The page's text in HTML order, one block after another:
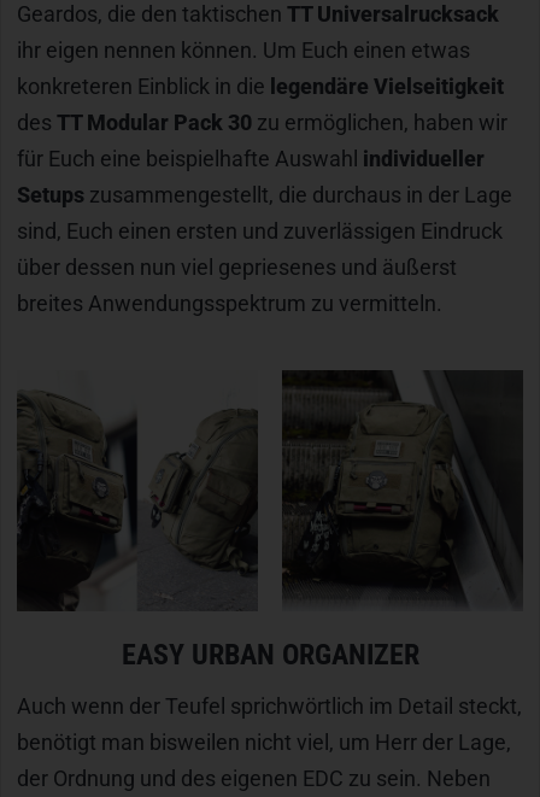
Geardos, die den taktischen TT Universalrucksack
ihr eigen nennen können. Um Euch einen etwas
konkreteren Einblick in die legendäre Vielseitigkeit
des TT Modular Pack 30 zu ermöglichen, haben wir
für Euch eine beispielhafte Auswahl individueller
Setups zusammengestellt, die durchaus in der Lage
sind, Euch einen ersten und zuverlässigen Eindruck
über dessen nun viel gepriesenes und äußerst
breites Anwendungsspektrum zu vermitteln.
EASY URBAN ORGANIZER
Auch wenn der Teufel sprichwörtlich im Detail steckt,
benötigt man bisweilen nicht viel, um Herr der Lage,
der Ordnung und des eigenen EDC zu sein. Neben